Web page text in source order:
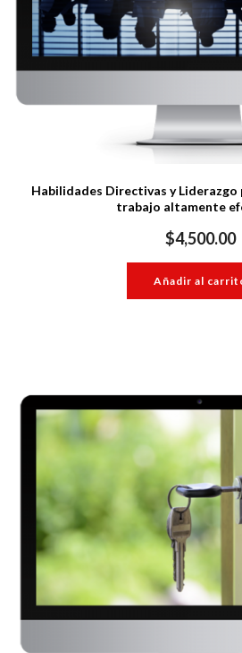
Habilidades Directivas y Liderazgo
trabajo altamente
$4,500.00
Añadir al